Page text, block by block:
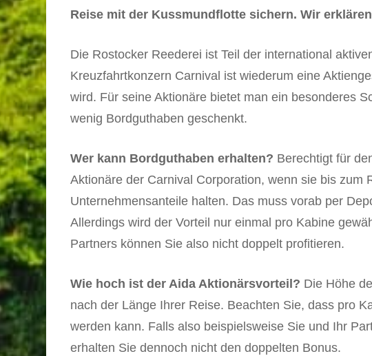
Reise mit der Kussmundflotte sichern. Wir
Die Rostocker Reederei ist Teil der international
Kreuzfahrtkonzern Carnival ist wiederum eine
wird. Für seine Aktionäre bietet man ein besonderes
wenig Bordguthaben geschenkt.
Wer kann Bordguthaben erhalten? Berechtigt für
Aktionäre der Carnival Corporation, wenn sie bis zum
Unternehmensanteile halten. Das muss vorab per
Allerdings wird der Vorteil nur einmal pro Kabine
Partners können Sie also nicht doppelt profitieren.
Wie hoch ist der Aida Aktionärsvorteil? Die Höhe
nach der Länge Ihrer Reise. Beachten Sie, dass pro
werden kann. Falls also beispielsweise Sie und Ihr
erhalten Sie dennoch nicht den doppelten Bonus.